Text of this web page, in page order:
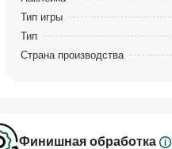
Тип игры
Тип
Страна производства
Финишная обработка